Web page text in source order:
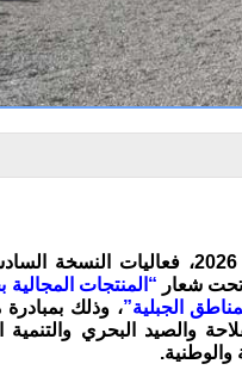
تحتضن ورزازات، ما بين 15 و18 ماي 2026،
تحت شعار “المنتجات
الجبلية”، وذلك بمبادرة
والصيد البحري والتنمية